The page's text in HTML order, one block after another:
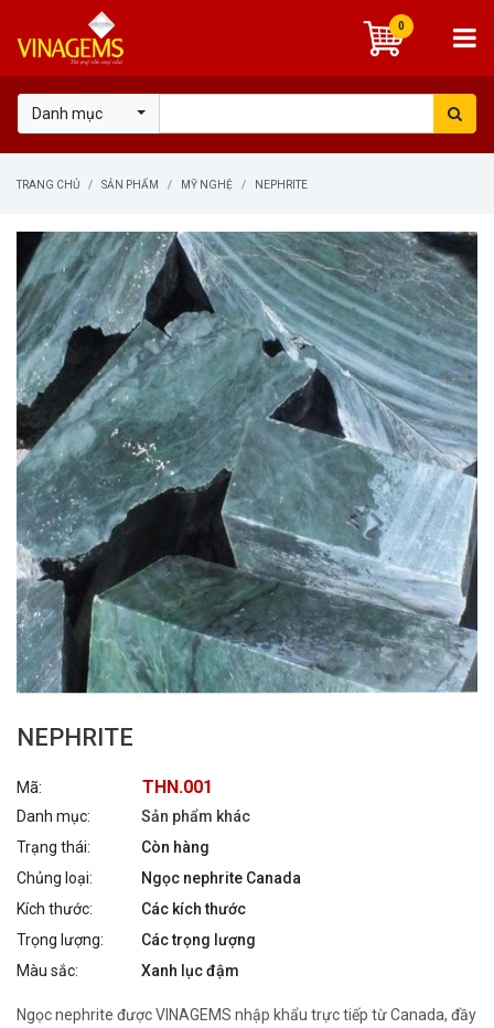
Danh mục
0
TRANG CHỦ SẢN PHẨM MỸ NGHỆ NEPHRITE
NEPHRITE
Mã: THN.001
Danh mục:
Sản phẩm khác
Trạng thái:
Còn hàng
Chủng loại:
Ngọc nephrite Canada
Kích thước:
Các kích thước
Trọng lượng:
Các trọng lượng
Màu sắc:
Xanh lục đậm
Ngọc nephrite được VINAGEMS nhập khẩu trực tiếp từ Canada, đầy